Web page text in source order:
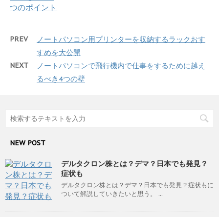
PREV
ノートパソコン用プリンターを収納するラックおす
すめを大公開
NEXT
ノートパソコンで飛行機内で仕事をするために越え
るべき4つの壁
NEW POST
デルタクロン株とは？デマ？日本でも発見？
症状も
デルタクロン株とは？デマ？日本でも発見？症状もに
ついて解説していきたいと思う。 ...